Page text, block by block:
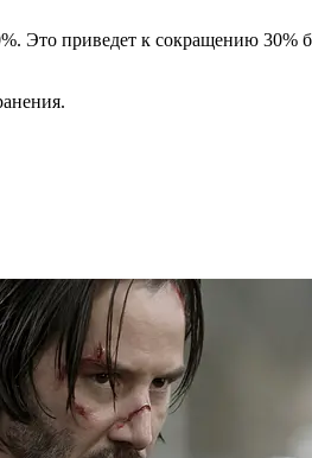
Это приведет к сокращению 30%